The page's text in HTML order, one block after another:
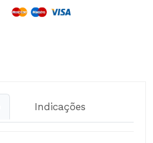
Indicações